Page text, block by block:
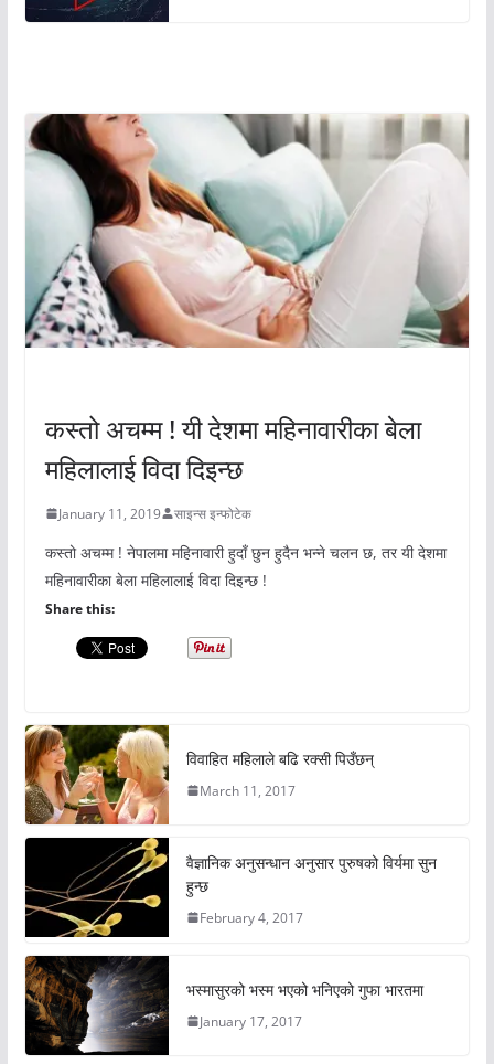
कस्तो अचम्म ! यी देशमा महिनावारीका बेला
महिलालाई विदा दिइन्छ
January 11, 2019 साइन्स इन्फोटेक
कस्तो अचम्म ! नेपालमा महिनावारी हुदाँ छुन हुदैन भन्ने चलन छ, तर यी देशमा
महिनावारीका बेला महिलालाई विदा दिइन्छ !
Share this:
विवाहित महिलाले बढि रक्सी पिउँछन्
March 11, 2017
वैज्ञानिक अनुसन्धान अनुसार पुरुषको विर्यमा सुन
हुन्छ
February 4, 2017
भस्मासुरको भस्म भएको भनिएको गुफा भारतमा
January 17, 2017